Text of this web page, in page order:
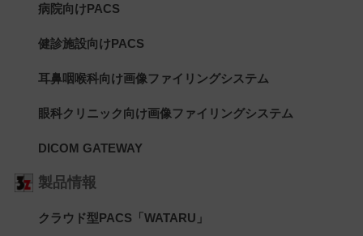
病院向けPACS
健診施設向けPACS
耳鼻咽喉科向け画像ファイリングシステム
眼科クリニック向け画像ファイリングシステム
DICOM GATEWAY
製品情報
クラウド型PACS「WATARU」